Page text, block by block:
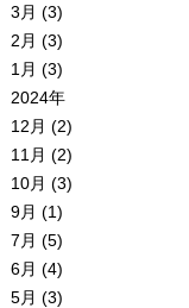
3月 (3)
2月 (3)
1月 (3)
2024年
12月 (2)
11月 (2)
10月 (3)
9月 (1)
7月 (5)
6月 (4)
5月 (3)